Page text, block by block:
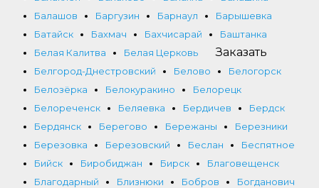
Балашов
Баргузин Барнаул
Барышевка
Батайск
Бахмач Бахчисарай
Баштанка
Белая Калитва
Белая Церковь
Белгород-Днестровский
Белово
Белогорск
Белозёрка
Белокуракино
Белорецк
Белореченск
Беляевка Бердичев
Бердск
Бердянск
Берегово Бережаны
Березники
Березовка
Березовский Беслан
Беспятное
Бийск
Биробиджан Бирск
Благовещенск
Благодарный
Близнюки Бобров
Богданович
Заказать